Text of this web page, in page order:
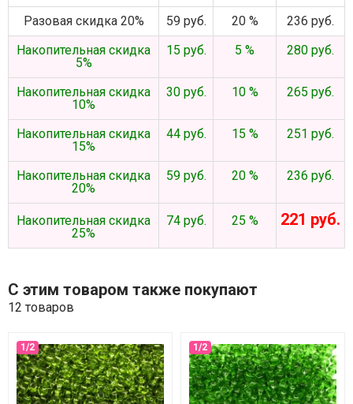
Разовая скидка 20%
59 руб. 20 %
236 руб.
Накопительная скидка
5%
15 руб. 5 % 280 руб.
Накопительная скидка
10%
30 руб. 10 % 265 руб.
Накопительная скидка
15%
44 руб. 15 % 251 руб.
Накопительная скидка
20%
59 руб. 20 % 236 руб.
Накопительная скидка
25%
74 руб. 25 % 221 руб.
С этим товаром также покупают
12 товаров